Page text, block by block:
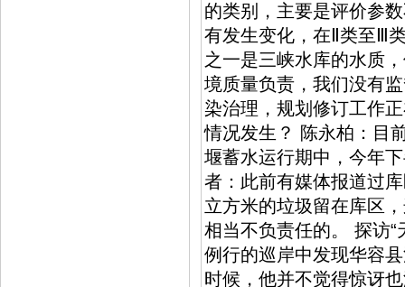
的类别，主要是评价参
有发生变化，在Ⅱ类至Ⅲ
之一是三峡水库的水质
境质量负责，我们没有
染治理，规划修订工作
情况发生？ 陈永柏：目
堰蓄水运行期中，今年
者：此前有媒体报道过
立方米的垃圾留在库区
相当不负责任的。 探访
例行的巡岸中发现华容
时候，他并不觉得惊讶